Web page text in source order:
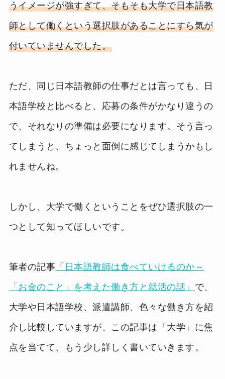
うイメージが強すぎて、そもそも大学で日本語教
師として働くという選択肢があることにすら気が
付いていませんでした。
ただ、同じ日本語教師の仕事だとは言っても、日
本語学校と比べると、応募の条件がかなり違うの
で、それなりの準備は必要になります。そう言っ
てしまうと、ちょっと面倒に感じてしまうかもし
れませんね。
しかし、大学で働くということをぜひ選択肢の一
つとして知ってほしいです。
筆者の記事 「日本語教師は食べていけるのか～
「お金のこと」を考えた働き方と就活の話」 で、
大学や日本語学校、派遣講師、色々な働き方を紹
介し比較していますが、この記事は「大学」に焦
点を当てて、もう少し詳しく書いていきます。